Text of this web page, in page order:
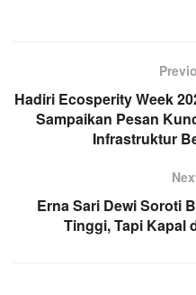
Hadiri Ecosperity Week
Sampaikan Pesan
Infrastruktur
Erna Sari Dewi Soroti
Tinggi, Tapi Kapal